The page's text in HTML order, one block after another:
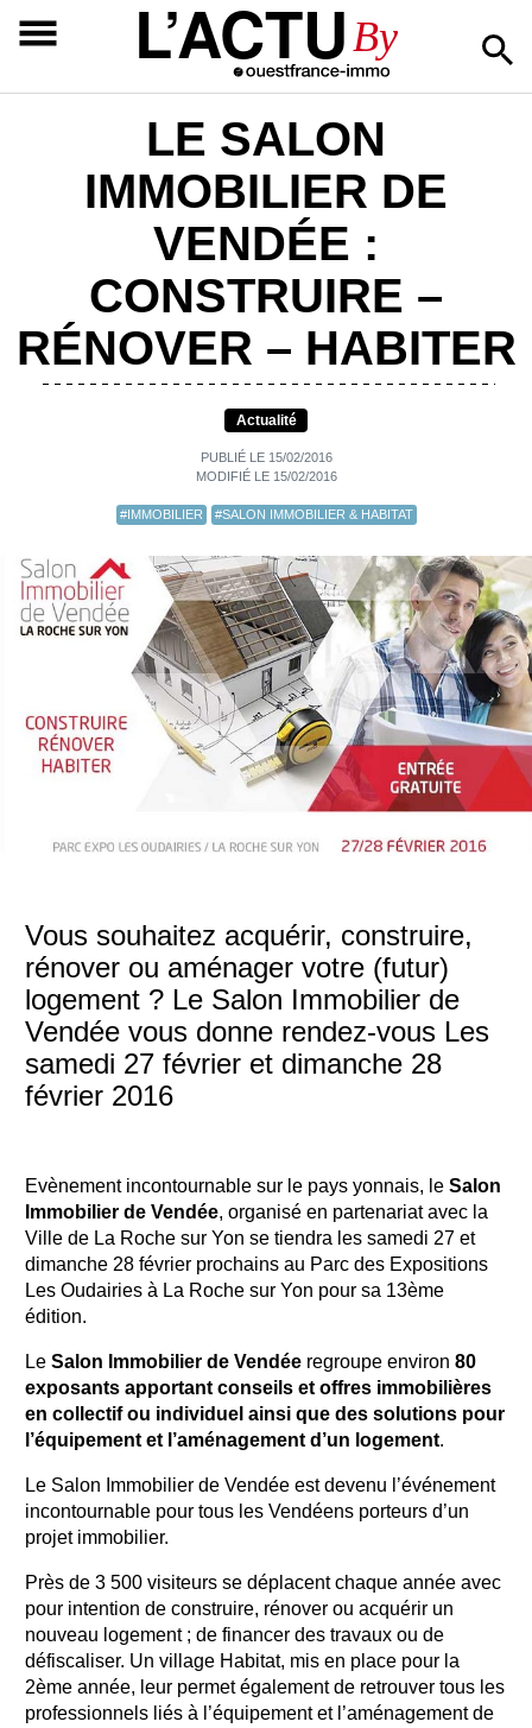
L’ACTUBy
LE SALON
IMMOBILIER DE
VENDÉE :
CONSTRUIRE –
RÉNOVER – HABITER
Actualité
PUBLIÉ LE 15/02/2016
MODIFIÉ LE 15/02/2016
#IMMOBILIER #SALON IMMOBILIER & HABITAT
Vous souhaitez acquérir, construire,
rénover ou aménager votre (futur)
logement ? Le Salon Immobilier de
Vendée vous donne rendez-vous Les
samedi 27 février et dimanche 28
février 2016
Evènement incontournable sur le pays yonnais, le Salon
Immobilier de Vendée, organisé en partenariat avec la
Ville de La Roche sur Yon se tiendra les samedi 27 et
dimanche 28 février prochains au Parc des Expositions
Les Oudairies à La Roche sur Yon pour sa 13ème
édition.
Le Salon Immobilier de Vendée regroupe environ 80
exposants apportant conseils et offres immobilières
en collectif ou individuel ainsi que des solutions pour
l’équipement et l’aménagement d’un logement.
Le Salon Immobilier de Vendée est devenu l’événement
incontournable pour tous les Vendéens porteurs d’un
projet immobilier.
Près de 3 500 visiteurs se déplacent chaque année avec
pour intention de construire, rénover ou acquérir un
nouveau logement ; de financer des travaux ou de
défiscaliser. Un village Habitat, mis en place pour la
2ème année, leur permet également de retrouver tous les
professionnels liés à l’équipement et l’aménagement de